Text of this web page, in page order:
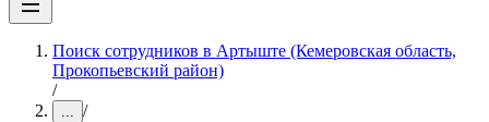
Поиск сотрудников в Артыште (Кемеровская область,
Прокопьевский район)
/
... /